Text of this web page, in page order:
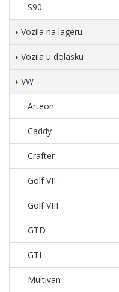
S90
Vozila na lageru
Vozila u dolasku
VW
Arteon
Caddy
Crafter
Golf VII
Golf VIII
GTD
GTI
Multivan